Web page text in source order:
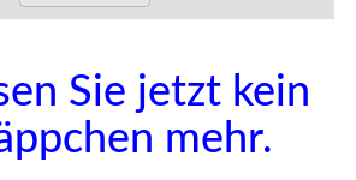
Sie jetzt kein
mehr.